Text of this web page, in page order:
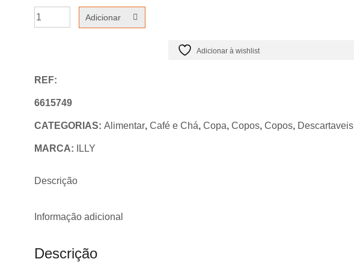
Quantidade
de
Papel
Take
ILLY
335ml-
Cx
Adicionar
Adicionar à wishlist
REF:
6615749
CATEGORIAS: Alimentar, Café e Chá, Copa, Copos, Copos, Descartaveis
MARCA: ILLY
Descrição
Informação adicional
Descrição